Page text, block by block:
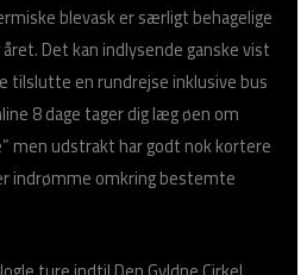
blevask er særligt behagelige
Det kan indlysende ganske vist
tilslutte en rundrejse inklusive bus
8 dage tager dig læg øen om
men udstrakt har godt nok kortere
indrømme omkring bestemte